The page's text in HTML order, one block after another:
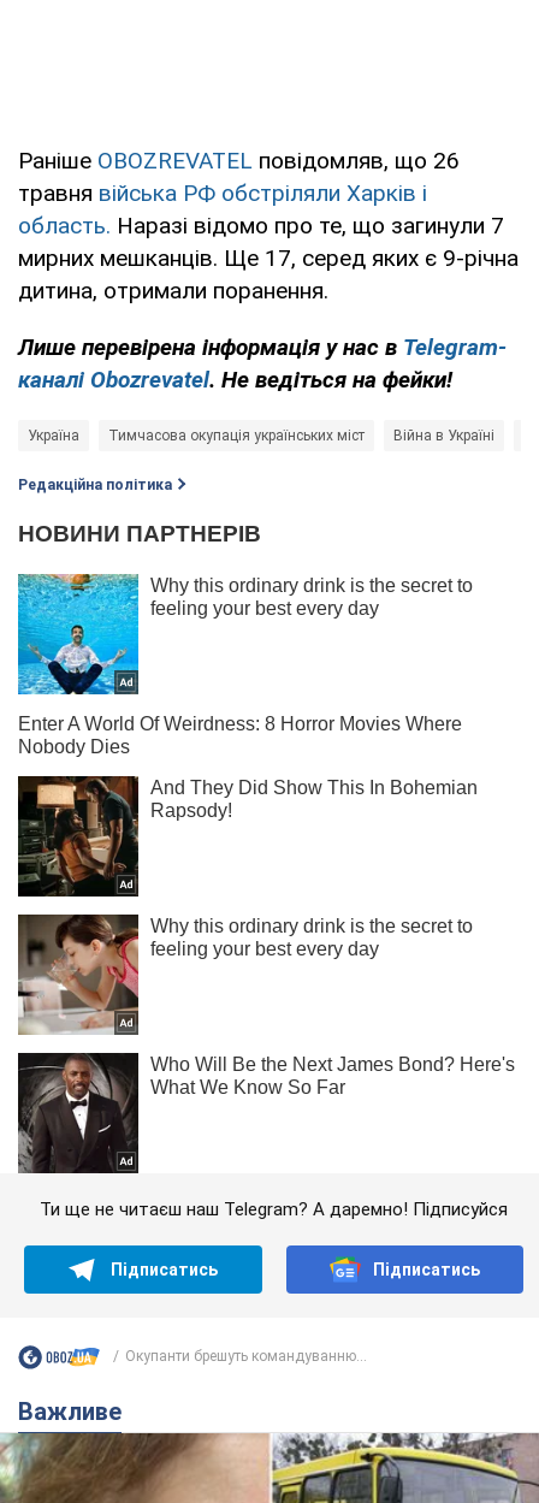
Раніше OBOZREVATEL повідомляв, що 26
травня війська РФ обстріляли Харків і
область. Наразі відомо про те, що загинули 7
мирних мешканців. Ще 17, серед яких є 9-річна
дитина, отримали поранення.
Лише перевірена інформація у нас в Telegram-
каналі Obozrevatel. Не ведіться на фейки!
Україна Тимчасова окупація українських міст Війна в Україні
Редакційна політика
Ти ще не читаєш наш Telegram? А даремно! Підписуйся
Підписатись Підписатись
Окупанти брешуть командуванню...
Важливе